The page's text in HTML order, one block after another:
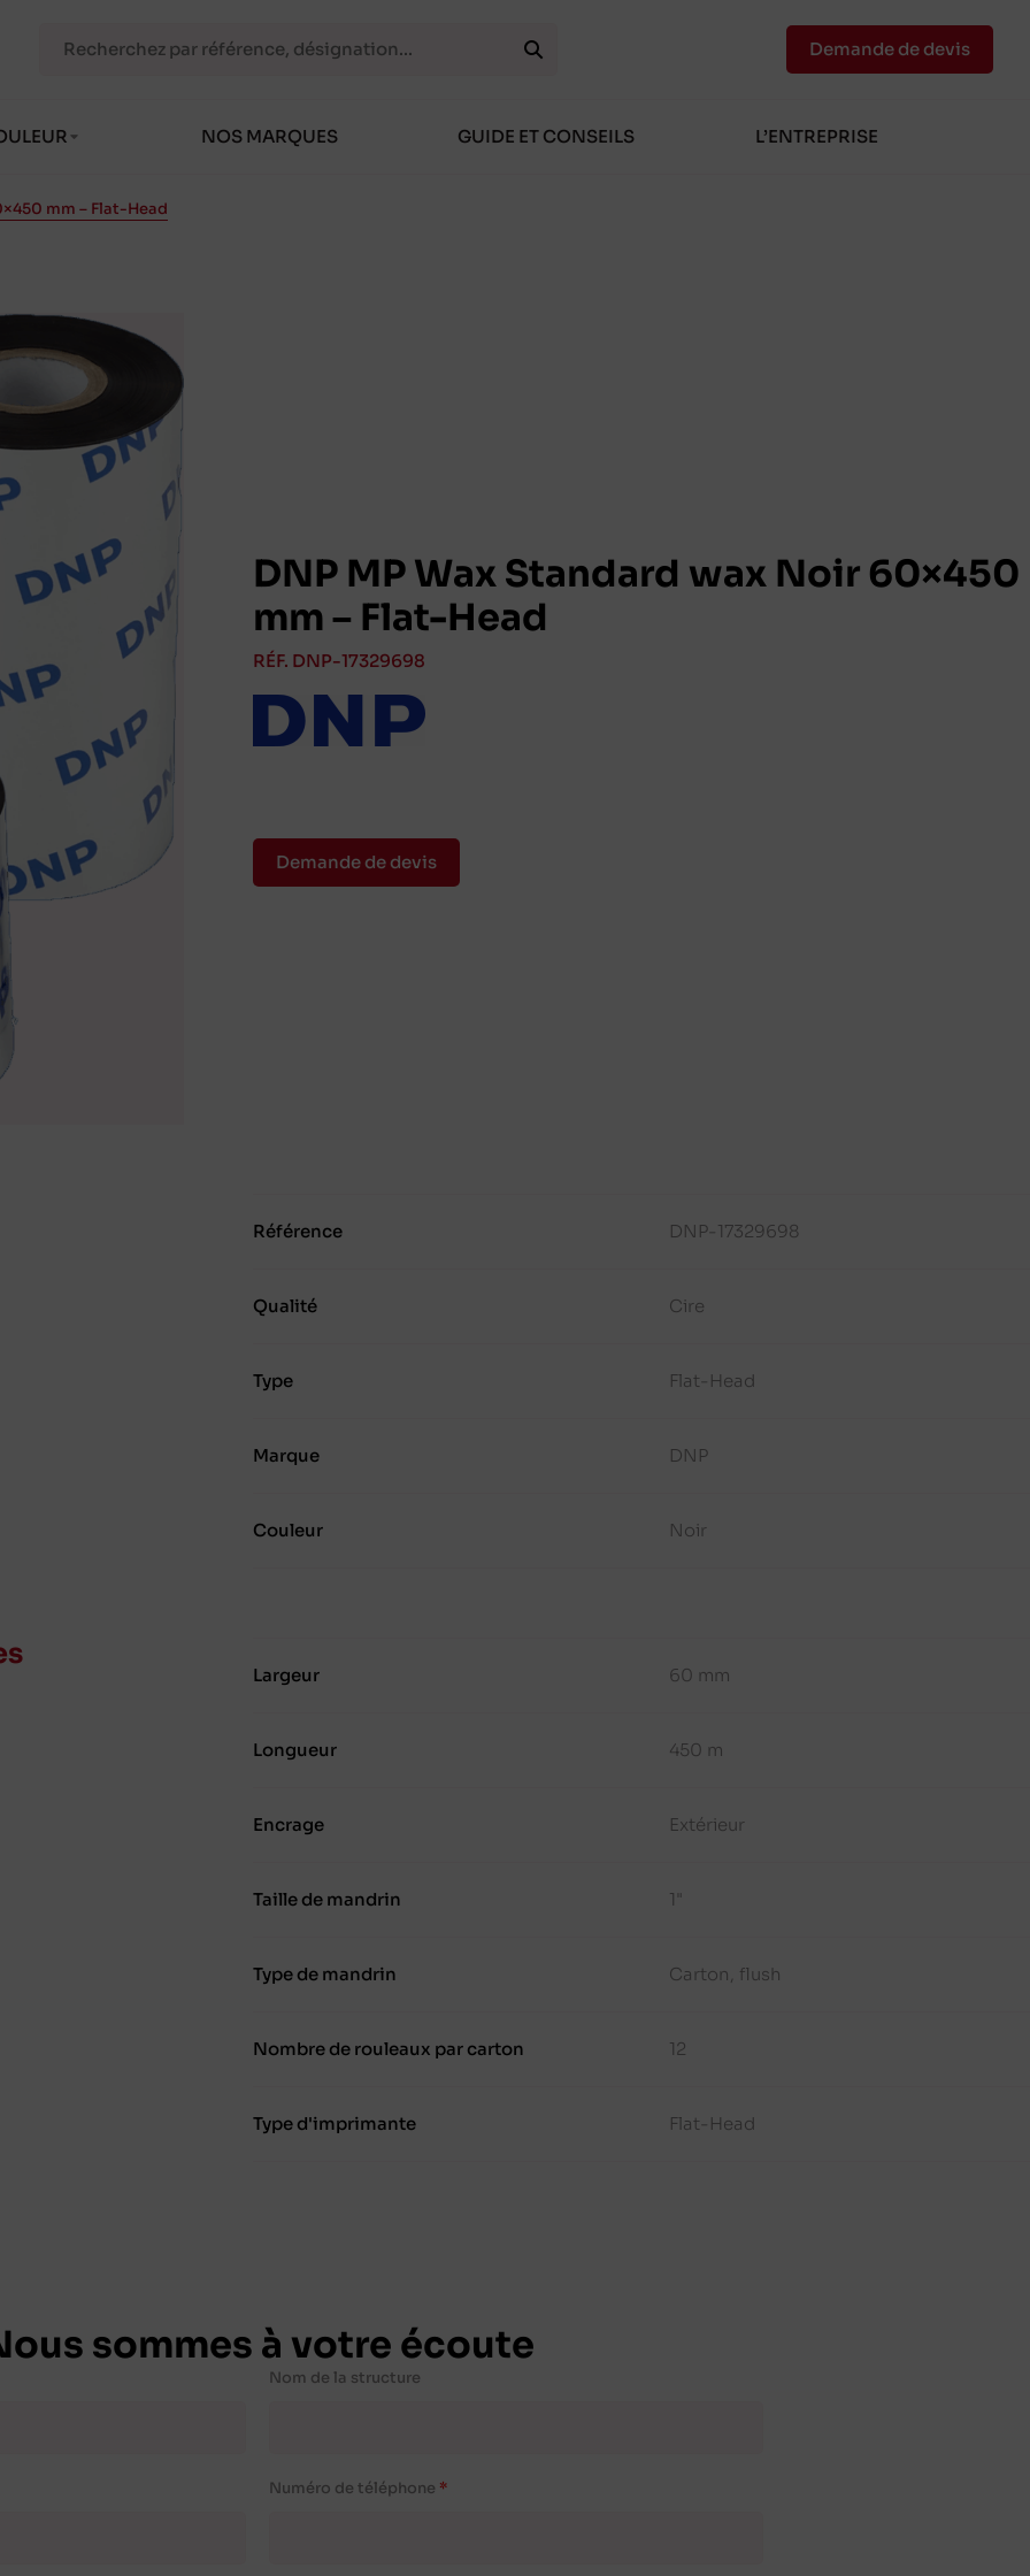
NOS MARQUES GUIDE ET CONSEILS L’ENTREPRISE
Demande de devis
mm – Flat-Head
DNP MP Wax Standard wax Noir 60×450
mm – Flat-Head
RÉF. DNP-17329698
Demande de devis
Référence DNP-17329698
Qualité Cire
Type Flat-Head
Marque DNP
Couleur Noir
Largeur 60 mm
Longueur 450 m
Encrage Extérieur
Taille de mandrin 1"
Type de mandrin Carton, flush
Nombre de rouleaux par carton 12
Type d'imprimante Flat-Head
sommes à votre écoute
Nom de la structure
Numéro de téléphone